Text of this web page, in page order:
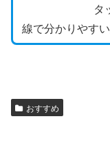
タ
線で分かりやす
おすすめ